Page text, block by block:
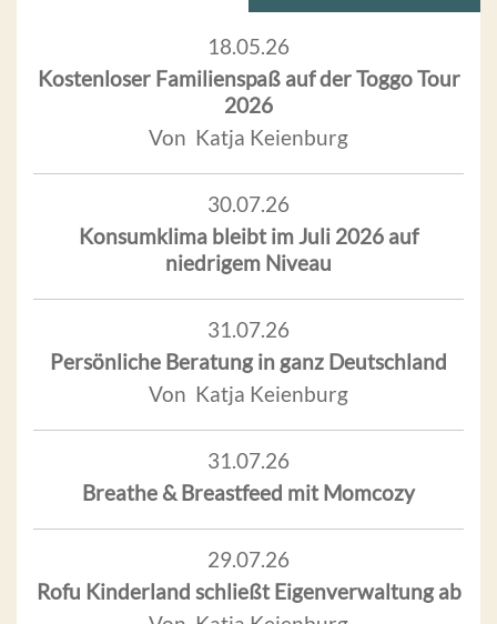
18.05.26
Kostenloser Familienspaß auf der Toggo Tour
2026
Von Katja Keienburg
30.07.26
Konsumklima bleibt im Juli 2026 auf
niedrigem Niveau
31.07.26
Persönliche Beratung in ganz Deutschland
Von Katja Keienburg
31.07.26
Breathe & Breastfeed mit Momcozy
29.07.26
Rofu Kinderland schließt Eigenverwaltung ab